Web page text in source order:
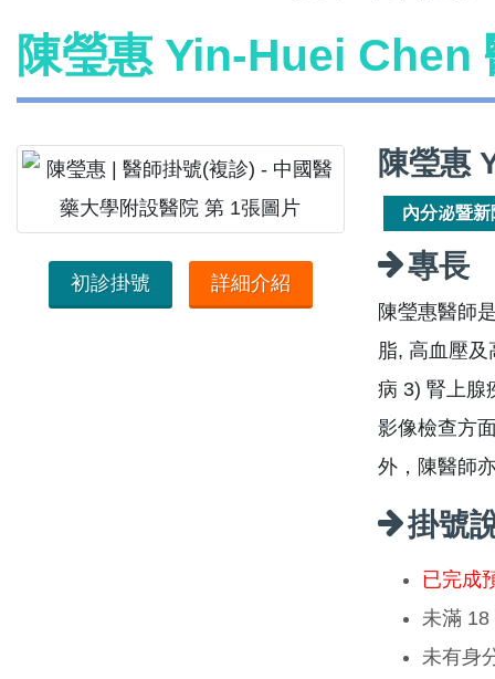
陳瑩惠 Yin-Huei Chen
初診掛號 詳細介紹
陳瑩惠
內分泌暨
專長
陳瑩惠醫師
脂, 高血壓
病 3) 腎上腺
影像檢查方
外，陳醫師
掛號
已完成
未滿 18
未有身